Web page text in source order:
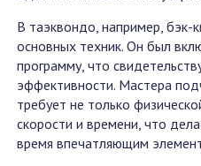
В таэквондо, например, бэк-
основных техник. Он был
программу, что
эффективности. Мастера
требует не только
скорости и времени, что
время впечатляющим